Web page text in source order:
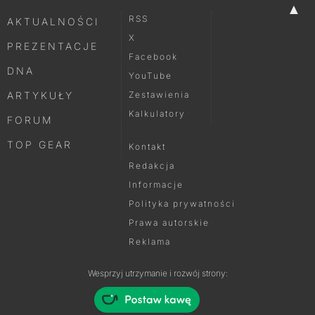
▲
AKTUALNOŚCI
PREZENTACJE
DNA
ARTYKUŁY
FORUM
TOP GEAR
RSS
X
Facebook
YouTube
Zestawienia
Kalkulatory
Kontakt
Redakcja
Informacje
Polityka prywatności
Prawa autorskie
Reklama
Wesprzyj utrzymanie i rozwój strony: